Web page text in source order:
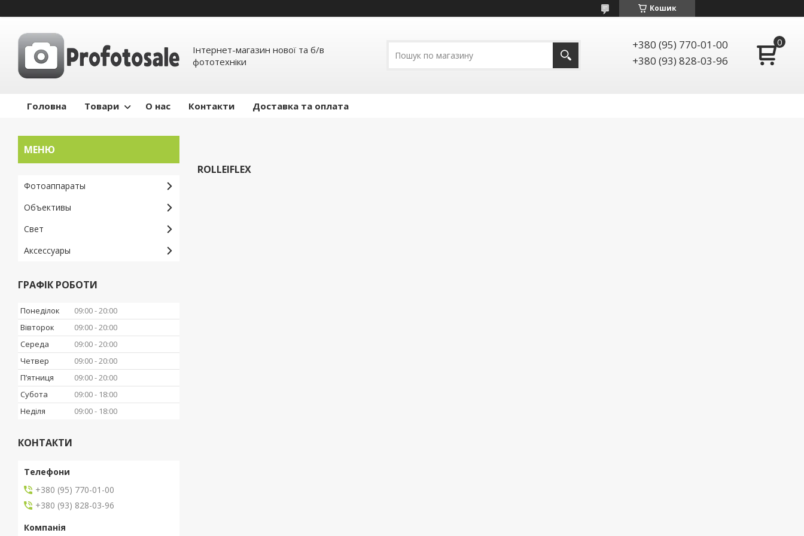
Кошик
Інтернет-магазин нової та б/в
фототехніки
+380 (95) 770-01-00
+380 (93) 828-03-96
Головна Товари О нас Контакти Доставка та оплата
ROLLEIFLEX
Фотоаппараты
Объективы
Свет
Аксессуары
ГРАФІК РОБОТИ
Понеділок 09:00 20:00
Вівторок
09:00 20:00
Середа
09:00 20:00
Четвер
09:00 20:00
Пʼятниця
09:00 20:00
Субота
09:00
18:00
Неділя
09:00 18:00
КОНТАКТИ
+380 (95) 770-01-00
+380 (93) 828-03-96